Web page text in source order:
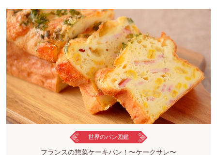
世界のパン図鑑
フランスの惣菜ケーキパン！〜ケークサレ〜